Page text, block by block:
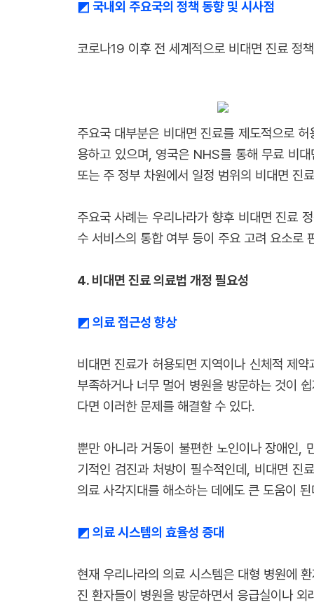
◩ 국내외 주요국의 정책 동향 및 시사점
코로나19 이후 전 세계적으로 비대면 진료 정
주요국 대부분은 비대면 진료를 제도적으로
용하고 있으며, 영국은 NHS를 통해 무료 비
또는 주 정부 차원에서 일정 범위의 비대면 진
주요국 사례는 우리나라가 향후 비대면 진료
수 서비스의 통합 여부 등이 주요 고려 요소로
4. 비대면 진료 의료법 개정 필요성
◩ 의료 접근성 향상
비대면 진료가 허용되면 지역이나 신체적 제
부족하거나 너무 멀어 병원을 방문하는 것이
다면 이러한 문제를 해결할 수 있다.
뿐만 아니라 거동이 불편한 노인이나 장애인,
기적인 검진과 처방이 필수적인데, 비대면 진
의료 사각지대를 해소하는 데에도 큰 도움이
◩ 의료 시스템의 효율성 증대
현재 우리나라의 의료 시스템은 대형 병원에
진 환자들이 병원을 방문하면서 응급실이나